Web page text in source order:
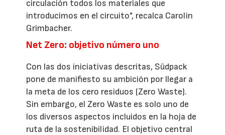
circulación todos los materiales que
introducimos en el circuito", recalca Carolin
Grimbacher.
Net Zero: objetivo número uno
Con las dos iniciativas descritas, Südpack
pone de manifiesto su ambición por llegar a
la meta de los cero residuos (Zero Waste).
Sin embargo, el Zero Waste es solo uno de
los diversos aspectos incluidos en la hoja de
ruta de la sostenibilidad. El objetivo central